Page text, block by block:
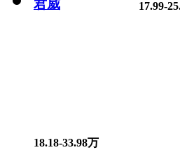
君威 17.99-
18.18-33.98万